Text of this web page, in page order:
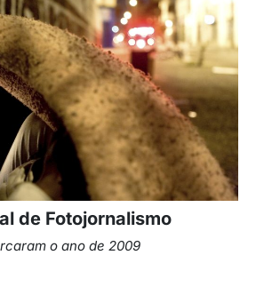
de Fotojornalismo
o ano de 2009